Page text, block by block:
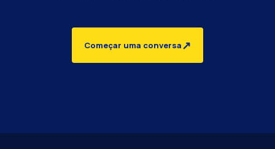
Começar uma conversa↗